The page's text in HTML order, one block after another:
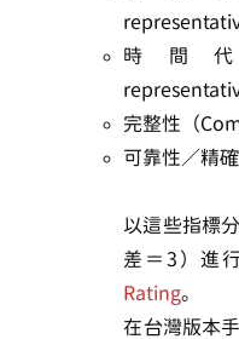
時間代
完整性（
可靠性／精
以這些指標
差＝3）進
Rating。
在台灣版本